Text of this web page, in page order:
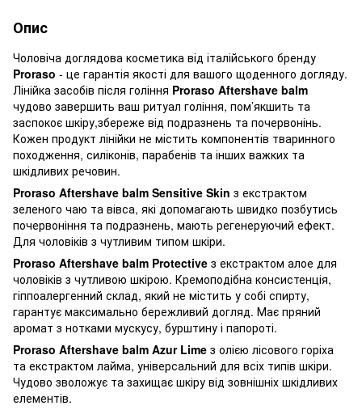
Опис
Чоловіча доглядова косметика від італійського бренду
Proraso - це гарантія якості для вашого щоденного догляду.
Лінійка засобів після гоління Proraso Aftershave balm
чудово завершить ваш ритуал гоління, пом’якшить та
заспокоє шкіру,збереже від подразнень та почервонінь.
Кожен продукт лінійки не містить компонентів тваринного
походження, силіконів, парабенів та інших важких та
шкідливих речовин.
Proraso Aftershave balm Sensitive Skin з екстрактом
зеленого чаю та вівса, які допомагають швидко позбутись
почервоніння та подразнень, мають регенеруючий ефект.
Для чоловіків з чутливим типом шкіри.
Proraso Aftershave balm Protective з екстрактом алое для
чоловіків з чутливою шкірою. Кремоподібна консистенція,
гіппоалергенний склад, який не містить у собі спирту,
гарантує максимально бережливий догляд. Має пряний
аромат з нотками мускусу, бурштину і папороті.
Proraso Aftershave balm Azur Lime з олією лісового горіха
та екстрактом лайма, універсальний для всіх типів шкіри.
Чудово зволожує та захищає шкіру від зовнішніх шкідливих
елементів.